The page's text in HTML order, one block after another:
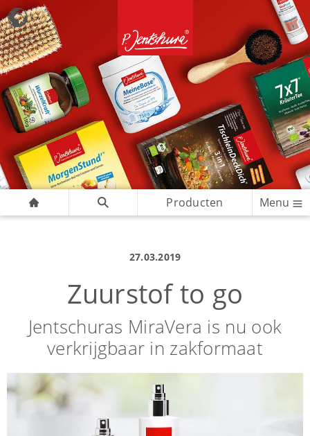
Producten Menu
27.03.2019
Zuurstof to go
Jentschuras MiraVera is nu ook
verkrijgbaar in zakformaat